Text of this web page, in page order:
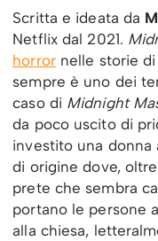
Scritta e ideata da
Netflix dal 2021.
horrornelle storie di
sempre è uno dei
caso di Midnight
da poco uscito di
investito una donna
di origine dove,
prete che sembra
portano le persone
alla chiesa,